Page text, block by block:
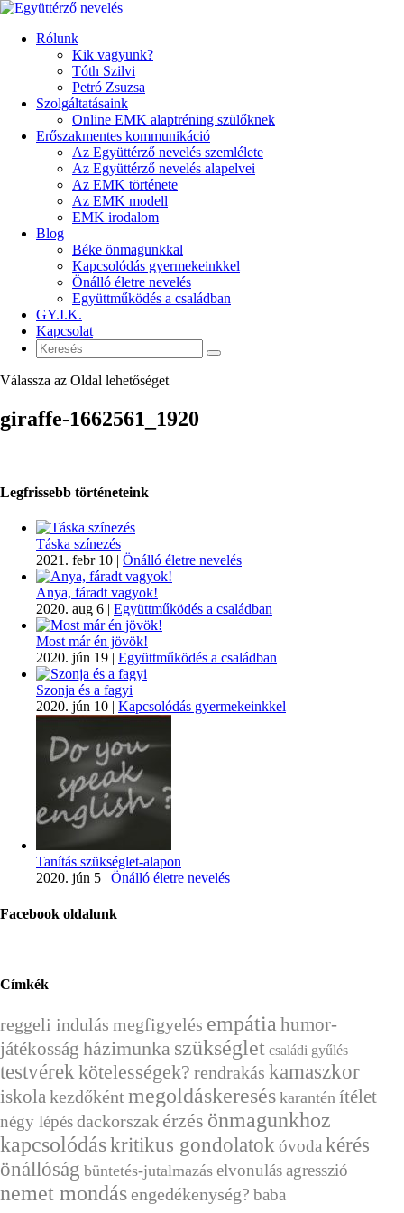
Rólunk
Kik vagyunk?
Tóth Szilvi
Petró Zsuzsa
Szolgáltatásaink
Online EMK alaptréning szülőknek
Erőszakmentes kommunikáció
Az Együttérző nevelés szemlélete
Az Együttérző nevelés alapelvei
Az EMK története
Az EMK modell
EMK irodalom
Blog
Béke önmagunkkal
Kapcsolódás gyermekeinkkel
Önálló életre nevelés
Együttműködés a családban
GY.I.K.
Kapcsolat
Válassza az Oldal lehetőséget
giraffe-1662561_1920
Legfrissebb történeteink
Táska színezés
2021. febr 10 | Önálló életre nevelés
Anya, fáradt vagyok!
2020. aug 6 | Együttműködés a családban
Most már én jövök!
2020. jún 19 | Együttműködés a családban
Szonja és a fagyi
2020. jún 10 | Kapcsolódás gyermekeinkkel
Tanítás szükséglet-alapon
2020. jún 5 | Önálló életre nevelés
Facebook oldalunk
Címkék
reggeli indulás megfigyelés empátia humor-
játékosság házimunka szükséglet családi gyűlés
testvérekkötelességek? rendrakás kamaszkor
iskolakezdőkéntmegoldáskeresés karantén ítélet
négy lépésdackorszak érzés önmagunkhoz
kapcsolódáskritikus gondolatokóvodakérés
önállóság büntetés-jutalmazás elvonulásagresszió
nemet mondásengedékenység? baba